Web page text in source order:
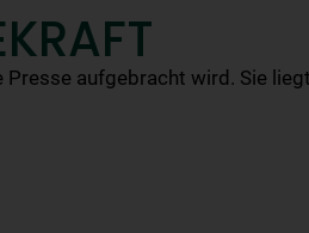
aufgebracht wird. Sie